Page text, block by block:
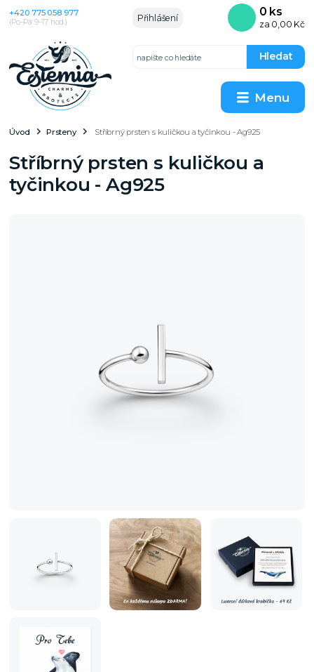
Menu
Přihlášení
Hledat
+420 775 058 977
(Po–Pá 9–17 hod.)
0 ks
za 0,00 Kč
Úvod Prsteny Stříbrný prsten s kuličkou a tyčinkou - Ag925
Stříbrný prsten s kuličkou a
tyčinkou - Ag925